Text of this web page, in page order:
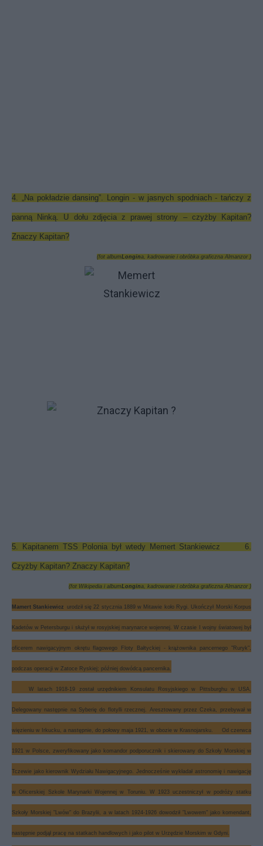
4. „Na pokładzie dansing”. Longin - w jasnych spodniach - tańczy z
panną Ninką. U dołu zdjęcia z prawej strony – czyżby Kapitan?
Znaczy Kapitan?
(fot albumLongina, kadrowanie i obróbka graficzna Almanzor )
5. Kapitanem TSS Polonia był wtedy Memert Stankiewicz 6.
Czyżby Kapitan? Znaczy Kapitan?
(fot Wikipedia i albumLongina, kadrowanie i obróbka graficzna Almanzor )
Mamert Stankiewicz urodził się 22 stycznia 1889 w Mitawie koło Rygi. Ukończył Morski Korpus
Kadetów w Petersburgu i służył w rosyjskiej marynarce wojennej. W czasie I wojny światowej był
oficerem nawigacyjnym okrętu flagowego Floty Bałtyckiej - krążownika pancernego "Ruryk",
podczas operacji w Zatoce Ryskiej; później dowódcą pancernika.
W latach 1918-19 został urzędnikiem Konsulatu Rosyjskiego w Pittsburghu w USA.
Delegowany następnie na Syberię do flotylli rzecznej. Aresztowany przez Czeka, przebywał w
więzieniu w Irkucku, a następnie, do połowy maja 1921, w obozie w Krasnojarsku. Od czerwca
1921 w Polsce, zweryfikowany jako komandor podporucznik i skierowany do Szkoły Morskiej w
Tczewie jako kierownik Wydziału Nawigacyjnego. Jednocześnie wykładał astronomię i nawigację
w Oficerskiej Szkole Marynarki Wojennej w Toruniu. W 1923 uczestniczył w podróży statku
Szkoły Morskiej "Lwów" do Brazylii, a w latach 1924-1926 dowodził "Lwowem" jako komendant,
następnie podjął pracę na statkach handlowych i jako pilot w Urzędzie Morskim w Gdyni.